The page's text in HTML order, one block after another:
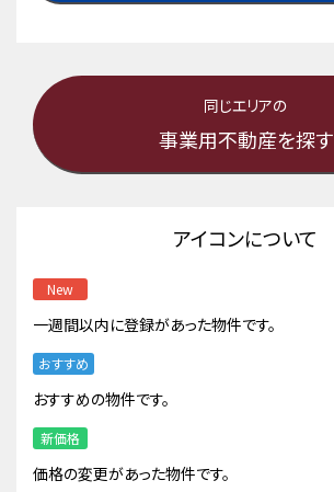
同じエリアの
事業用不動産を探す
アイコンについて
New
一週間以内に登録があった物件です。
おすすめ
おすすめの物件です。
新価格
価格の変更があった物件です。